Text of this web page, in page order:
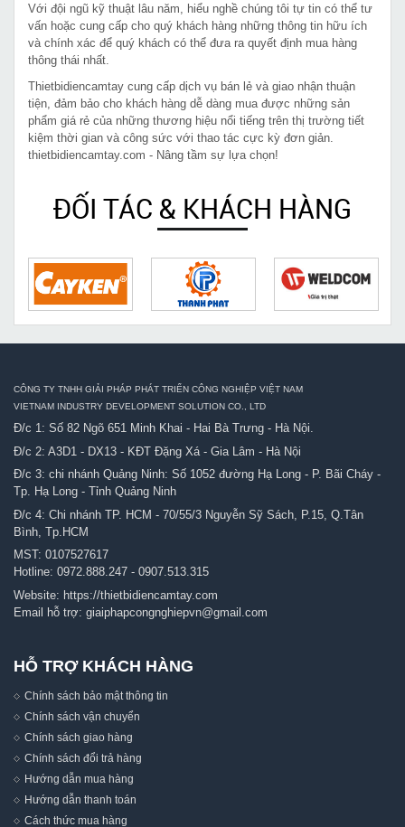
Với đội ngũ kỹ thuật lâu năm, hiểu nghề chúng tôi tự tin có thể tư
vấn hoặc cung cấp cho quý khách hàng những thông tin hữu ích
và chính xác để quý khách có thể đưa ra quyết định mua hàng
thông thái nhất.
Thietbidiencamtay cung cấp dịch vụ bán lẻ và giao nhận thuận
tiện, đảm bảo cho khách hàng dễ dàng mua được những sản
phẩm giá rẻ của những thương hiệu nổi tiếng trên thị trường tiết
kiệm thời gian và công sức với thao tác cực kỳ đơn giản.
thietbidiencamtay.com - Nâng tầm sự lựa chọn!
ĐỐI TÁC & KHÁCH HÀNG
CÔNG TY TNHH GIẢI PHÁP PHÁT TRIỂN CÔNG NGHIỆP VIỆT NAM
VIETNAM INDUSTRY DEVELOPMENT SOLUTION CO., LTD
Đ/c 1: Số 82 Ngõ 651 Minh Khai - Hai Bà Trưng - Hà Nội.
Đ/c 2: A3D1 - DX13 - KĐT Đặng Xá - Gia Lâm - Hà Nội
Đ/c 3: chi nhánh Quảng Ninh: Số 1052 đường Hạ Long - P. Bãi Cháy -
Tp. Hạ Long - Tỉnh Quảng Ninh
Đ/c 4: Chi nhánh TP. HCM - 70/55/3 Nguyễn Sỹ Sách, P.15, Q.Tân
Bình, Tp.HCM
MST: 0107527617
Hotline: 0972.888.247 - 0907.513.315
Website: https://thietbidiencamtay.com
Email hỗ trợ: giaiphapcongnghiepvn@gmail.com
HỖ TRỢ KHÁCH HÀNG
Chính sách bảo mật thông tin
Chính sách vận chuyển
Chính sách giao hàng
Chính sách đổi trả hàng
Hướng dẫn mua hàng
Hướng dẫn thanh toán
Cách thức mua hàng